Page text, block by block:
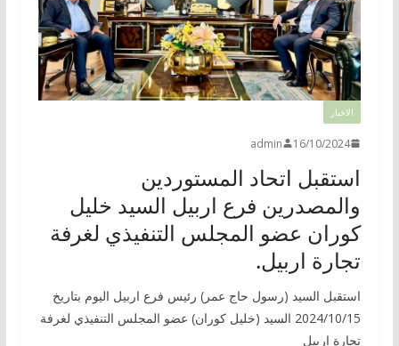
الاخبار
16/10/2024
admin
استقبل اتحاد المستوردين
والمصدرين فرع اربيل السيد خليل
كوران عضو المجلس التنفيذي لغرفة
تجارة اربيل.
استقبل السيد (رسول حاج عمر) رئيس فرع اربيل اليوم بتاريخ
2024/10/15 السيد (خليل كوران) عضو المجلس التنفيذي لغرفة
تجارة اربيل